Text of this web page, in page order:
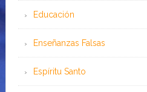
Educación
Enseñanzas Falsas
Espíritu Santo